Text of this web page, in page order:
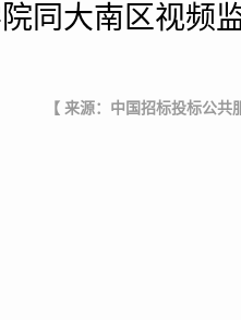
同大南区视频
【 来源：中国招标投标公